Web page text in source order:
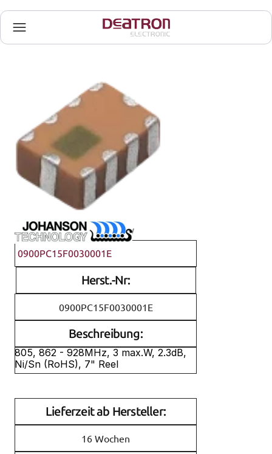
Johanson Technology
0900PC15F0030001E
Herst.-Nr:
0900PC15F0030001E
Beschreibung:
805, 862 - 928MHz, 3 max.W, 2.3dB,
Ni/Sn (RoHS), 7" Reel
Lieferzeit ab Hersteller:
16 Wochen